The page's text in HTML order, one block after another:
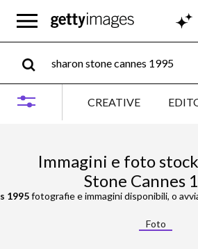
CREATIVE
Immagini e foto
Stone Cannes
1995fotografie e immagini disponibili, o
Foto